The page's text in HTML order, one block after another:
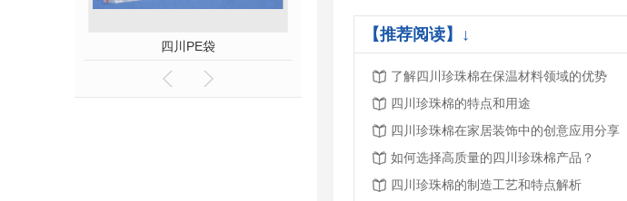
四川气泡膜材料
【推荐阅读】↓
了解四川珍珠棉在保温材料领域的优势
四川珍珠棉的特点和用途
四川珍珠棉在家居装饰中的创意应用分享
如何选择高质量的四川珍珠棉产品？
四川珍珠棉的制造工艺和特点解析